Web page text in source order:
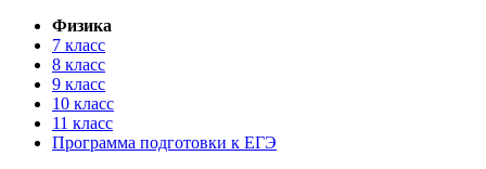
Физика
7 класс
8 класс
9 класс
10 класс
11 класс
Программа подготовки к ЕГЭ